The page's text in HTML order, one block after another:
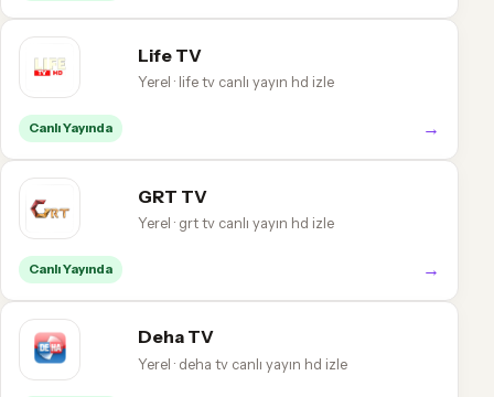
Life TV
Yerel · life tv canlı yayın hd izle
Canlı Yayında →
GRT TV
Yerel · grt tv canlı yayın hd izle
Canlı Yayında →
Deha TV
Yerel · deha tv canlı yayın hd izle